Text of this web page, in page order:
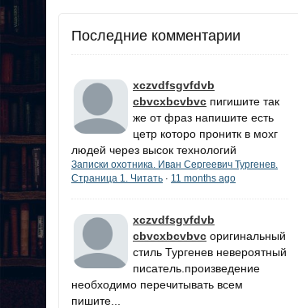
Последние комментарии
xczvdfsgvfdvb
cbvcxbcvbvc пигишите так
же от фраз напишите есть
цетр которо пронитк в мохг
людей через высок технологий
Записки охотника. Иван Сергеевич Тургенев.
Страница 1. Читать · 11 months ago
xczvdfsgvfdvb
cbvcxbcvbvc оригинальный
стиль Тургенев невероятный
писатель.произведение
необходимо перечитывать всем
пишите...